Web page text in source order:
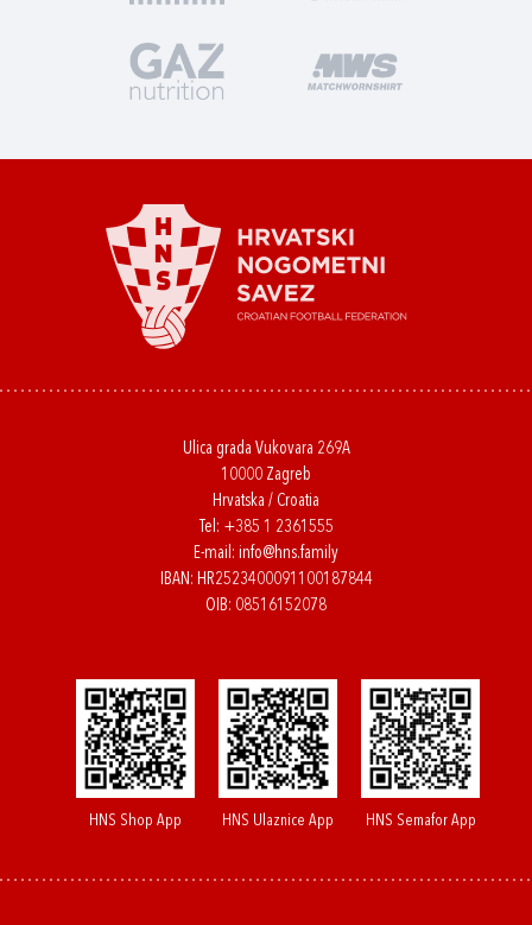
Ulica grada Vukovara 269A
10000 Zagreb
Hrvatska / Croatia
Tel: +385 1 2361555
E-mail: info@hns.family
IBAN: HR2523400091100187844
OIB: 08516152078
HNS Shop App HNS Ulaznice App HNS Semafor App